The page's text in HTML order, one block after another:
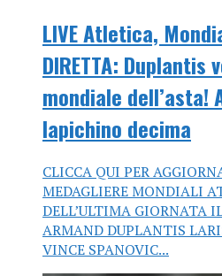
LIVE Atletica,
DIRETTA:
mondiale dell’asta!
Iapichino decima
CLICCA QUI PER
MEDAGLIERE MONDIALI
DELL’ULTIMA GIORNATA
ARMAND DUPLANTIS
VINCE SPANOVIC...